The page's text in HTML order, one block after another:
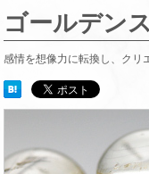
ゴールデン
感情を想像力に転換し、クリ